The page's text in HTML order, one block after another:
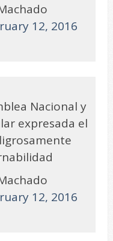
12, 2016
Nacional y
expresada el
12, 2016